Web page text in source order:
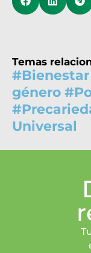
Temas
#
género #
#
Universal